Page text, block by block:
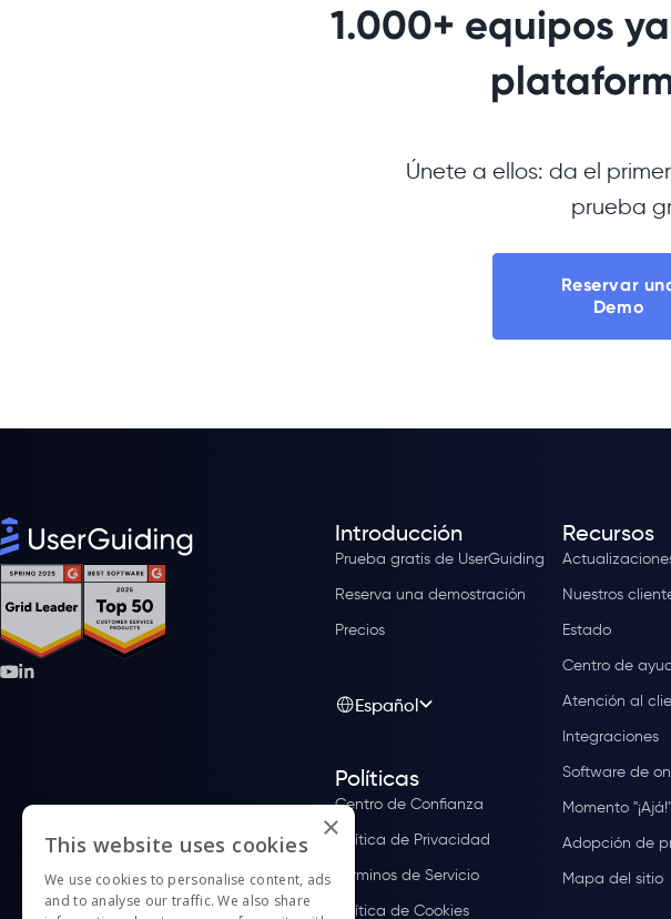
1.000+ equipos
Únete a ellos: da el
prueba
Reservar
Demo
Introducción
Prueba gratis de UserGuiding
Reserva una demostración
Precios
Español
Políticas
Centro de Confianza
Política de Privacidad
Términos de Servicio
Política de Cookies
Recursos
Nuestros
Estado
Centro de
Atención al
Integraciones
Software de
Momento "¡Ajá!"
Adopción de
Mapa del sitio
×
This website uses cookies
We use cookies to personalise content, ads
and to analyse our traffic. We also share